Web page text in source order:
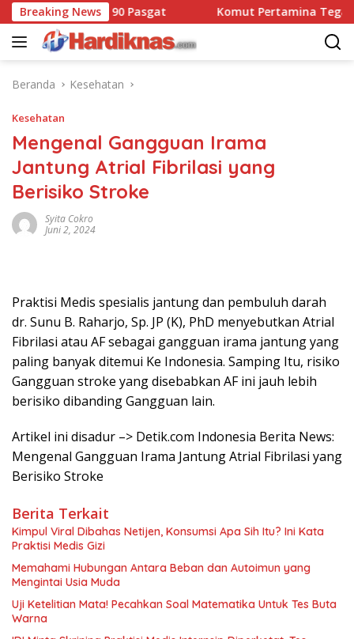
Langsung
ke
konten
Breaking News
Dansatbravo 90 Pasgat Komut Pertamina Tegaskan
Beranda Kesehatan
Kesehatan
Mengenal Gangguan Irama
Jantung Atrial Fibrilasi yang
Berisiko Stroke
Syita Cokro
Juni 2, 2024
Praktisi Medis spesialis jantung dan pembuluh darah
dr. Sunu B. Raharjo, Sp. JP (K), PhD menyebutkan Atrial
Fibrilasi atau AF sebagai gangguan irama jantung yang
paling banyak ditemui Ke Indonesia. Samping Itu, risiko
Gangguan stroke yang disebabkan AF ini jauh lebih
berisiko dibanding Gangguan lain.
Artikel ini disadur –> Detik.com Indonesia Berita News:
Mengenal Gangguan Irama Jantung Atrial Fibrilasi yang
Berisiko Stroke
Berita Terkait
Kimpul Viral Dibahas Netijen, Konsumsi Apa Sih Itu? Ini Kata
Praktisi Medis Gizi
Memahami Hubungan Antara Beban dan Autoimun yang
Mengintai Usia Muda
Uji Ketelitian Mata! Pecahkan Soal Matematika Untuk Tes Buta
Warna